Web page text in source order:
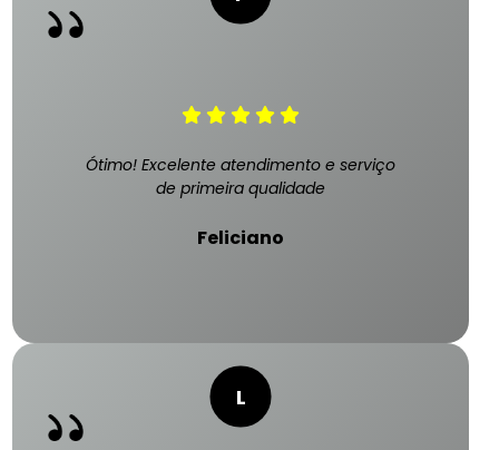
Ótimo! Excelente atendimento e serviço
de primeira qualidade
Feliciano